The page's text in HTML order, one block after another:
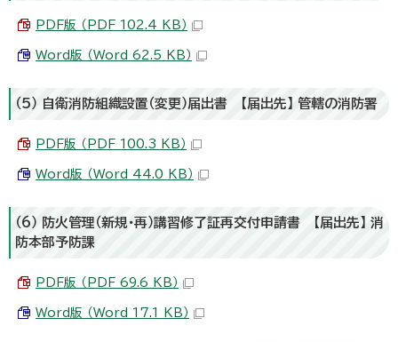
PDF版 （PDF 102.4 KB）
Word版 （Word 62.5 KB）
（5） 自衛消防組織設置（変更）届出書 【届出先】 管轄の消防署
PDF版 （PDF 100.3 KB）
Word版 （Word 44.0 KB）
（6） 防火管理（新規・再）講習修了証再交付申請書 【届出先】 消
防本部予防課
PDF版 （PDF 69.6 KB）
Word版 （Word 17.1 KB）